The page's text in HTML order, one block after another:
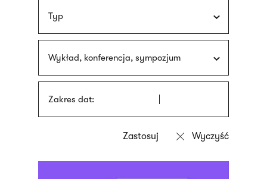
Typ
Wykład, konferencja, sympozjum
Zakres dat: